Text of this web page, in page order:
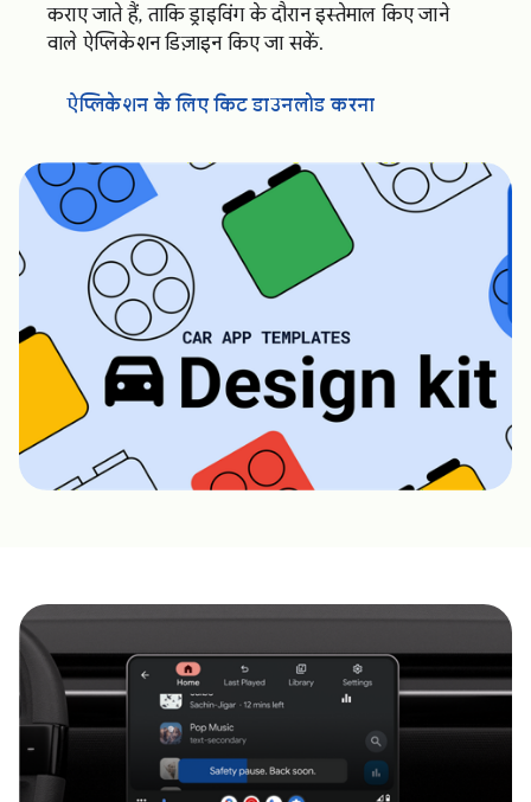
कराए जाते हैं, ताकि ड्राइविंग के दौरान इस्तेमाल किए जाने
वाले ऐप्लिकेशन डिज़ाइन किए जा सकें.
ऐप्लिकेशन के लिए किट डाउनलोड करना